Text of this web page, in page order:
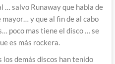
… salvo Runaway que habla de
mayor… y que al fin de al cabo
poco mas tiene el disco … se
es más rockera.
demás discos han tenido